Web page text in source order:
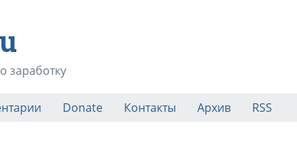
заработку
Donate Контакты Архив RSS